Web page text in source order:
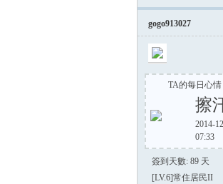
gogo913027
TA的每日心情
擦
2014-
07:33
簽到天數: 89 天
[LV.6]常住居民II